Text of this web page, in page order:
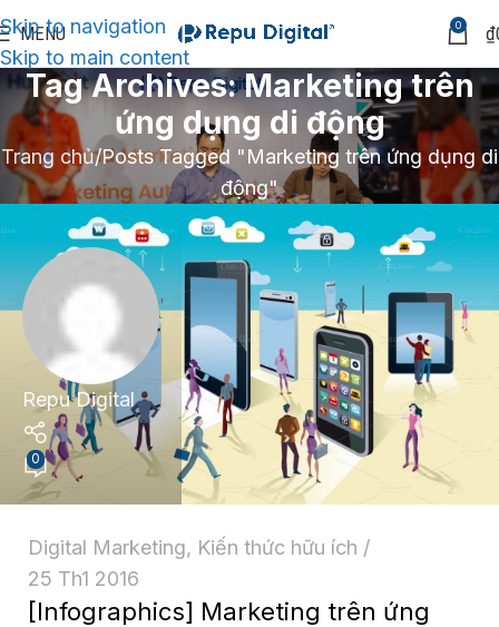
Skip to navigation
Skip to main content
MENU 0 ₫
Tag Archives: Marketing trên
ứng dụng di động
Trang chủ Posts Tagged "Marketing trên ứng dụng di
động"
Repu Digital
0
Digital Marketing, Kiến thức hữu ích
25 Th1 2016
[Infographics] Marketing trên ứng